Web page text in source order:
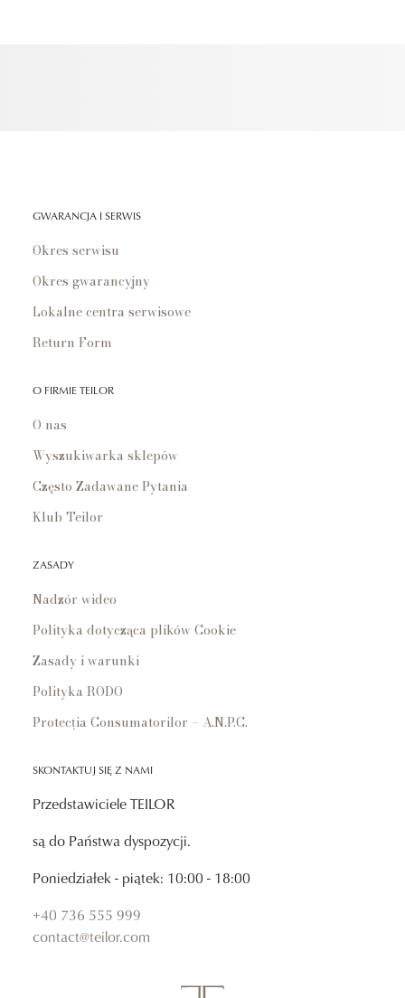
GWARANCJA I SERWIS
Okres serwisu
Okres gwarancyjny
Lokalne centra serwisowe
Return Form
O FIRMIE TEILOR
O nas
Wyszukiwarka sklepów
Często Zadawane Pytania
Klub Teilor
ZASADY
Nadzór wideo
Polityka dotycząca plików Cookie
Zasady i warunki
Polityka RODO
Protecția Consumatorilor – A.N.P.C.
SKONTAKTUJ SIĘ Z NAMI
Przedstawiciele TEILOR
są do Państwa dyspozycji.
Poniedziałek - piątek: 10:00 - 18:00
+40 736 555 999
contact@teilor.com